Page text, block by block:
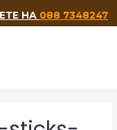
НА 088 7348247